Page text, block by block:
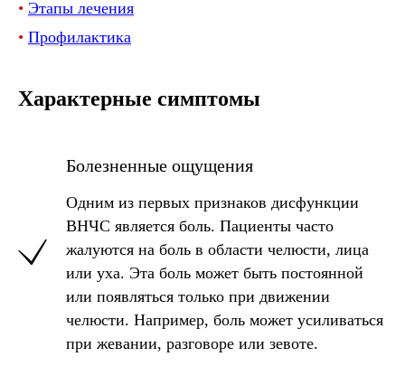
• Этапы лечения
• Профилактика
Характерные симптомы
Болезненные ощущения
Одним из первых признаков дисфункции
ВНЧС является боль. Пациенты часто
жалуются на боль в области челюсти, лица
или уха. Эта боль может быть постоянной
или появляться только при движении
челюсти. Например, боль может усиливаться
при жевании, разговоре или зевоте.